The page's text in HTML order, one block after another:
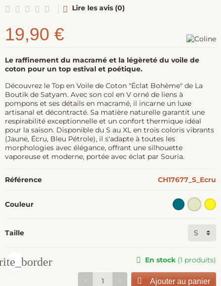
Lire les avis (0)
19,90 €
Le raffinement du macramé et la légèreté du voile de
coton pour un top estival et poétique.
Découvrez le Top en Voile de Coton "Éclat Bohème" de La
Boutik de Satyam. Avec son col en V orné de liens à
pompons et ses détails en macramé, il incarne un luxe
artisanal et décontracté. Sa matière naturelle garantit une
respirabilité exceptionnelle et un confort thermique idéal
pour la saison. Disponible du S au XL en trois coloris vibrants
(Jaune, Écru, Bleu Pétrole), il s'adapte à toutes les
morphologies avec élégance, offrant une silhouette
vaporeuse et moderne, portée avec éclat par Souria.
Référence CH17677_S_Ecru
Couleur
Taille
En stock (1 produits)
Ajouter au panier